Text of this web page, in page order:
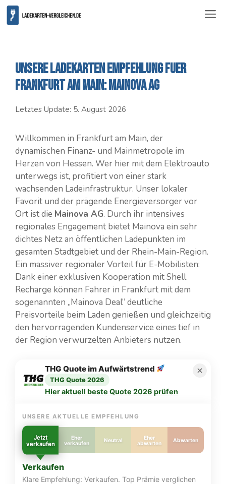
Zum
Inhalt
Unsere Ladekarten Empfehlung fuer
Frankfurt am Main: Mainova AG
Letztes Update: 5. August 2026
Willkommen in Frankfurt am Main, der
dynamischen Finanz- und Mainmetropole im
Herzen von Hessen. Wer hier mit dem Elektroauto
unterwegs ist, profitiert von einer stark
wachsenden Ladeinfrastruktur. Unser lokaler
Favorit und der prägende Energieversorger vor
Ort ist die Mainova AG. Durch ihr intensives
regionales Engagement bietet Mainova ein sehr
dichtes Netz an öffentlichen Ladepunkten im
gesamten Stadtgebiet und der Rhein-Main-Region.
Ein massiver regionaler Vorteil für E-Mobilisten:
Dank einer exklusiven Kooperation mit Shell
Recharge können Fahrer in Frankfurt mit dem
sogenannten „Mainova Deal“ deutliche
Preisvorteile beim Laden genießen und gleichzeitig
den hervorragenden Kundenservice eines tief in
der Region verwurzelten Anbieters nutzen.
THG Quote im Aufwärtstrend
THG Quote 2026
Hier aktuell beste Quote 2026 prüfen
UNSERE AKTUELLE EMPFEHLUNG
Jetzt
verkaufen
Eher
verkaufen
Neutral
Eher
abwarten
Abwarten
Verkaufen
Klare Empfehlung: Verkaufen. Top Prämie verglichen